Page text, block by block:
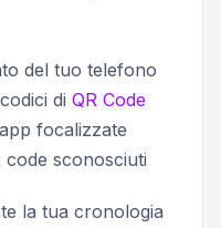
del tuo telefono
di QR Code
focalizzate
sconosciuti
la tua cronologia